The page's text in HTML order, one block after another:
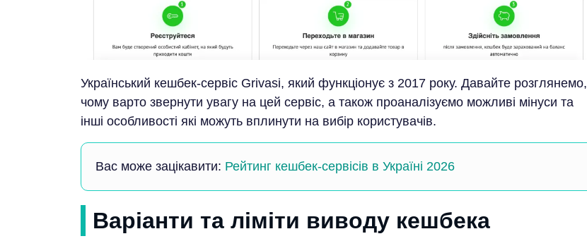
Український кешбек-сервіс Grivasi, який функціонує з 2017 року. Давайте розглянемо,
чому варто звернути увагу на цей сервіс, а також проаналізуємо можливі мінуси та
інші особливості які можуть вплинути на вибір користувачів.
Вас може зацікавити: Рейтинг кешбек-сервісів в Україні 2026
Варіанти та ліміти виводу кешбека